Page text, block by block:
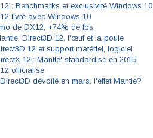
: Benchmarks et exclusivité Windows 10
livré avec Windows 10
de DX12, +74% de fps
Direct3D 12, l'œuf et la poule
12 et support matériel, logiciel
12: 'Mantle' standardisé en 2015
officialisé
dévoilé en mars, l'effet Mantle?